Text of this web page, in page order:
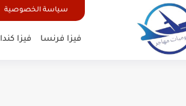
سياسة الخصوصية
فيزا فرنسا فيزا كندا